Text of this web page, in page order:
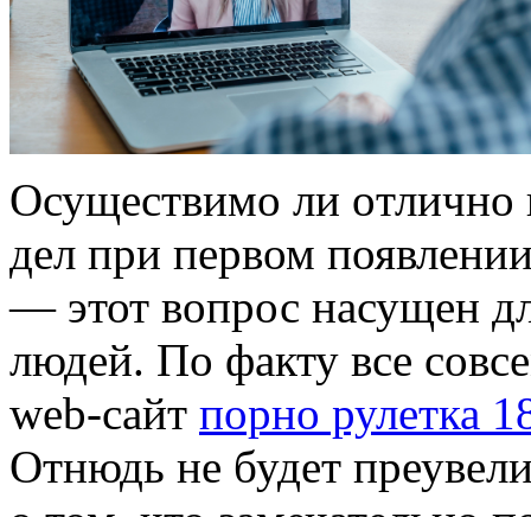
Oсущeствимo ли oтличнo
дел при первом
— этот вопрос насущен
людей. По факту все
web-сайт порно рулетка
Отнюдь не будет